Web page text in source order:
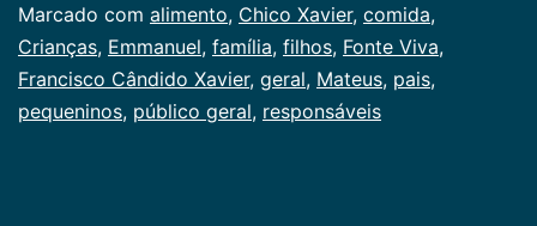
Marcado com alimento, Chico Xavier, comida,
Crianças, Emmanuel, família, filhos, Fonte Viva,
Francisco Cândido Xavier, geral, Mateus, pais,
pequeninos, público geral, responsáveis